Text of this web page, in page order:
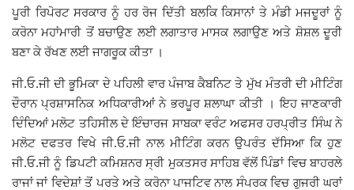
History of Malout
Railway Time Table
Lambi
Sri Muktsar Sahib News
ਪੂਰੀ ਰਿਪੋਰਟ ਸਰਕਾਰ ਨੂੰ ਹਰ ਰੋਜ ਦਿੱਤੀ ਬਲਕਿ ਕਿਸਾਨਾਂ ਤੇ ਮੰਡੀ ਮਜਦੂਰਾਂ ਨੂੰ
ਕਰੋਨਾ ਮਹਾਂਮਾਰੀ ਤੋਂ ਬਚਾਉਣ ਲਈ ਲਗਾਤਾਰ ਮਾਸਕ ਲਗਾਉਣ ਅਤੇ ਸ਼ੋਸ਼ਲ ਦੂਰੀ
ਬਣਾ ਕੇ ਰੱਖਣ ਲਈ ਜਾਗਰੂਕ ਕੀਤਾ ।
ਜੀ.ਓ.ਜੀ ਦੀ ਭੂਮਿਕਾ ਦੇ ਪਹਿਲੀ ਵਾਰ ਪੰਜਾਬ ਕੈਬਨਿਟ ਤੇ ਮੁੱਖ ਮੰਤਰੀ ਦੀ ਮੀਟਿੰਗ
ਦੌਰਾਨ ਪ੍ਰਸ਼ਾਸਨਿਕ ਅਧਿਕਾਰੀਆਂ ਨੇ ਭਰਪੂਰ ਸ਼ਲਾਘਾ ਕੀਤੀ । ਇਹ ਜਾਣਕਾਰੀ
ਦਿੰਦਿਆਂ ਮਲੋਟ ਤਹਿਸੀਲ ਦੇ ਇੰਚਾਰਜ ਸਾਬਕਾ ਵਰੰਟ ਅਫਸਰ ਹਰਪ੍ਰੀਤ ਸਿੰਘ ਨੇ
ਮਲੋਟ ਦਫਤਰ ਵਿਖੇ ਜੀ.ਓ.ਜੀ ਨਾਲ ਮੀਟਿੰਗ ਕਰਨ ਉਪਰੰਤ ਦੱਸਿਆ ਕਿ ਹੁਣ
ਜੀ.ਓ.ਜੀ ਨੂੰ ਡਿਪਟੀ ਕਮਿਸ਼ਨਰ ਸ੍ਰੀ ਮੁਕਤਸਰ ਸਾਹਿਬ ਵੱਲੋਂ ਪਿੰਡਾਂ ਵਿਚ ਬਾਹਰਲੇ
ਰਾਜਾਂ ਜਾਂ ਵਿਦੇਸ਼ਾਂ ਤੋਂ ਪਰਤੇ ਅਤੇ ਕਰੋਨਾ ਪਾਜਟਿਵ ਨਾਲ ਸੰਪਰਕ ਵਿਚ ਗੁਜਰੀ ਘਰਾਂ